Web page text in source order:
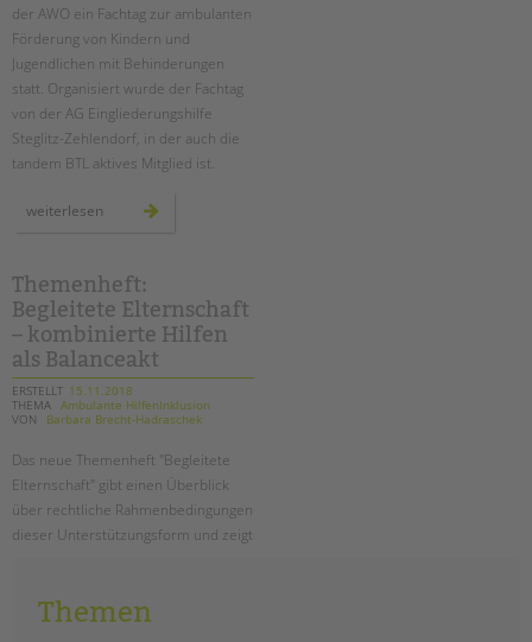
KONTAKT
Impressum
Datenschutz
Hinweisgebersystem
der AWO ein Fachtag zur ambulanten
Förderung von Kindern und
Jugendlichen mit Behinderungen
statt. Organisiert wurde der Fachtag
von der AG Eingliederungshilfe
Steglitz-Zehlendorf, in der auch die
tandem BTL aktives Mitglied ist.
weiterlesen fachtag
der
ambulanten
einzelfallhilfe
–
ein
bericht
Themenheft:
Begleitete Elternschaft
– kombinierte Hilfen
als Balanceakt
ERSTELLT 15.11.2018
THEMA Ambulante HilfenInklusion
VON
Barbara Brecht-Hadraschek
Das neue Themenheft "Begleitete
Elternschaft" gibt einen Überblick
über rechtliche Rahmenbedingungen
dieser Unterstützungsform und zeigt
funktionieren kann.
Themen